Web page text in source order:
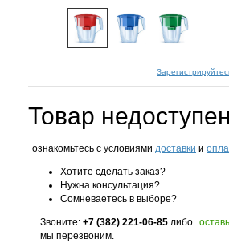
Товар недоступен
ознакомьтесь с условиями доставки и
Хотите сделать заказ?
Нужна консультация?
Сомневаетесь в выборе?
Звоните: +7 (382) 221-06-85 либо
мы перезвоним.